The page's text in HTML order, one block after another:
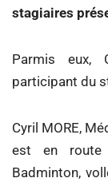
stagiaires
Parmis eux,
participant du
Cyril MORE,
est en route
Badminton,